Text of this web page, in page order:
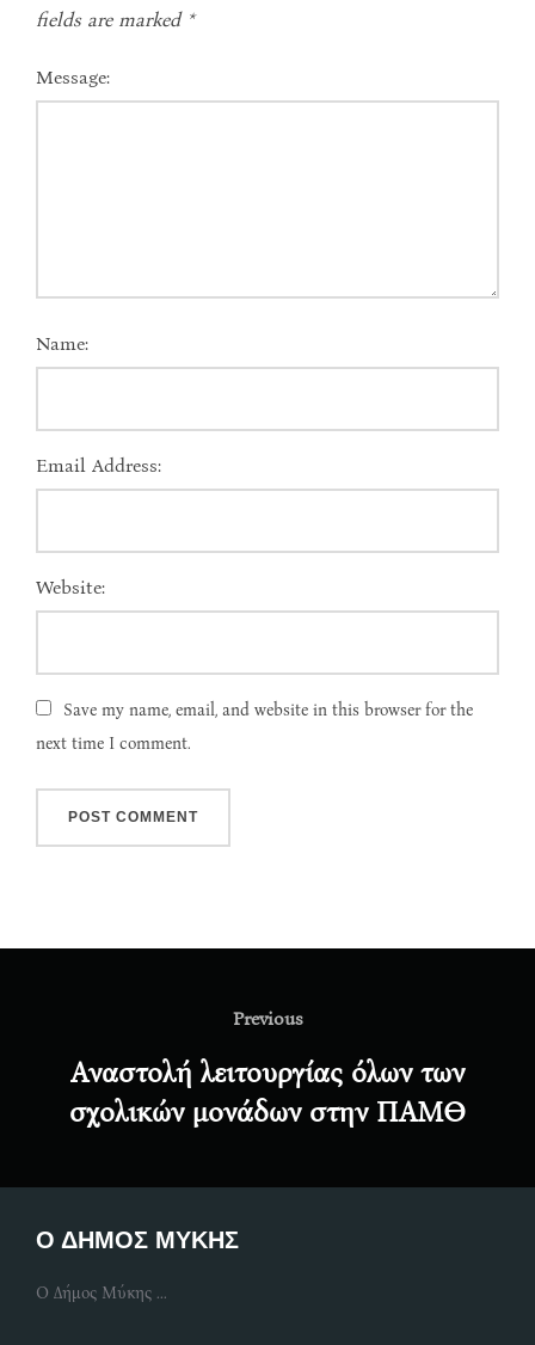
fields are marked *
Message:
Name:
Email Address:
Website:
Save my name, email, and website in this browser for the
next time I comment.
Previous
Previous
Αναστολή λειτουργίας όλων των
σχολικών μονάδων στην ΠΑΜΘ
Ο ΔΗΜΟΣ ΜΥΚΗΣ
Ο Δήμος Μύκης ...